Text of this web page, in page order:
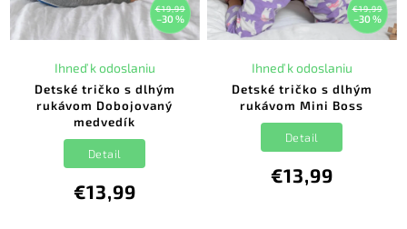
€19,99
–30 %
Detské tričko s dlhým
rukávom Dobojovaný
medvedík
Ihneď k odoslaniu
€13,99
Detail
€19,99
–30 %
Detské tričko s dlhým
rukávom Mini Boss
Ihneď k odoslaniu
€13,99
Detail